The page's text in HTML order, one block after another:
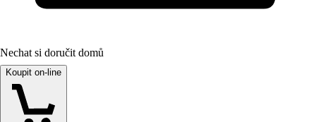
Nechat si doručit domů
Koupit on-line